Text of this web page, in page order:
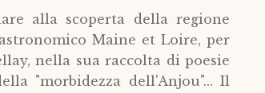
alla scoperta della regione
Maine et Loire, per
nella sua raccolta di poesie
"morbidezza dell'Anjou"... Il